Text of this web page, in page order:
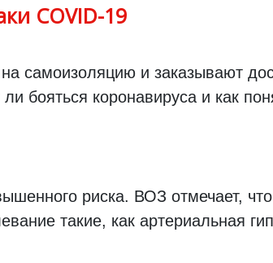
COVID-19
самоизоляцию и заказывают
бояться коронавируса и как
риска. ВОЗ отмечает,
такие, как артериальная